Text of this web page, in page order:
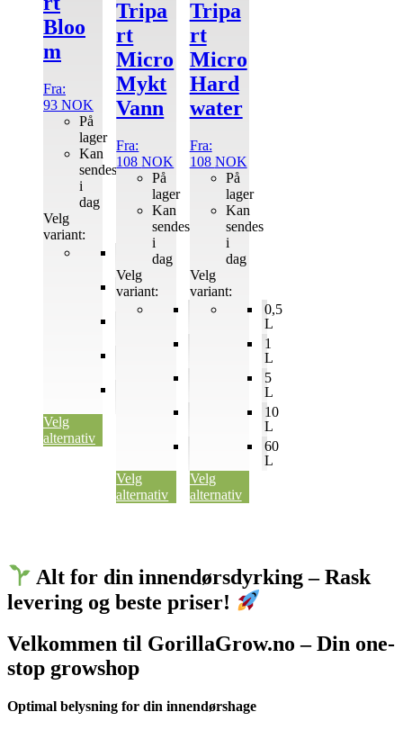
Bloo
m
Fra:
93 NOK
L
1
L
På
lager
Kan
sendes
i
dag
Velg
variant:
Velg
alternativ
Tripa
rt
Micro
Mykt
Vann
Fra:
108NOK
På
lager
Kan
sendes
i
dag
Velg
variant:
Velg
alternativ
Tripa
rt
Micro
Hard
water
Fra:
108 NOK
0,5
L
1
L
5
L
10
L
60
L
På
lager
Kan
sendes
i
dag
Velg
variant:
Velg
alternativ
Alt for din innendørsdyrking – Rask
levering og beste priser!
Velkommen til GorillaGrow.no – Din one-
stop growshop
Optimal belysning for din innendørshage